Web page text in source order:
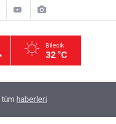
Bilecik
32 °C
Geceleri Sona Erdi
tüm haberleri